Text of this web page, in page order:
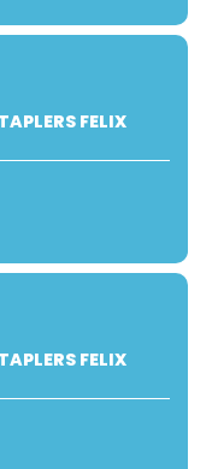
FELIX
FELIX